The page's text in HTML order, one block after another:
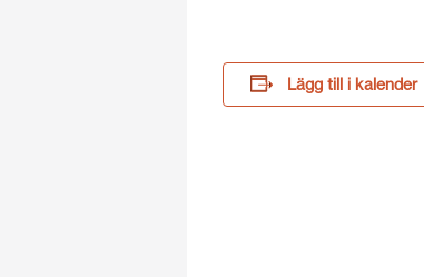
Lägg till i kalender